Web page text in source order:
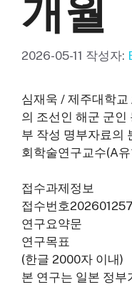
개월
2026-05-11 작성자:
심재욱 / 제주대학
의 조선인 해군 군인
부 작성 명부자료의
회학술연구교수(A
접수과제정보
접수번호
연구요약문
연구목표
(한글 2000자 이내)
본 연구는 일본 정